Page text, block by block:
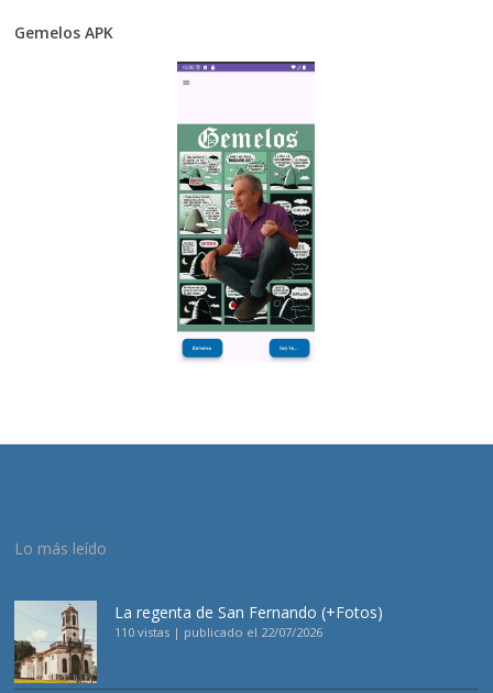
Gemelos APK
Lo más leído
La regenta de San Fernando (+Fotos)
110 vistas | publicado el 22/07/2026